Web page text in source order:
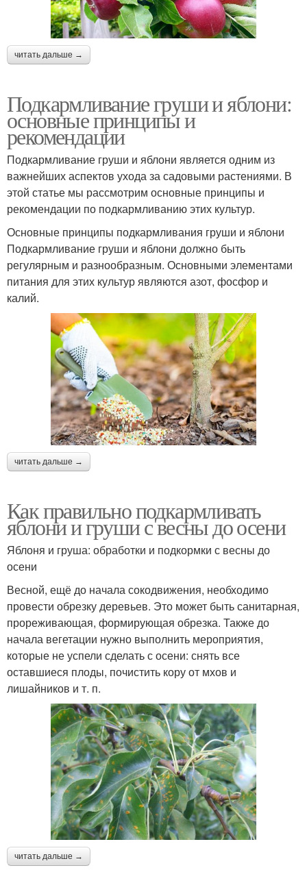
читать дальше →
Подкармливание груши и яблони:
основные принципы и
рекомендации
Подкармливание груши и яблони является одним из
важнейших аспектов ухода за садовыми растениями. В
этой статье мы рассмотрим основные принципы и
рекомендации по подкармливанию этих культур.
Основные принципы подкармливания груши и яблони
Подкармливание груши и яблони должно быть
регулярным и разнообразным. Основными элементами
питания для этих культур являются азот, фосфор и
калий.
читать дальше →
Как правильно подкармливать
яблони и груши с весны до осени
Яблоня и груша: обработки и подкормки с весны до
осени
Весной, ещё до начала сокодвижения, необходимо
провести обрезку деревьев. Это может быть санитарная,
прореживающая, формирующая обрезка. Также до
начала вегетации нужно выполнить мероприятия,
которые не успели сделать с осени: снять все
оставшиеся плоды, почистить кору от мхов и
лишайников и т. п.
читать дальше →